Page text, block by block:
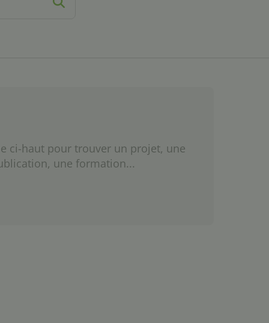
ci-haut pour trouver un projet, une
une formation...